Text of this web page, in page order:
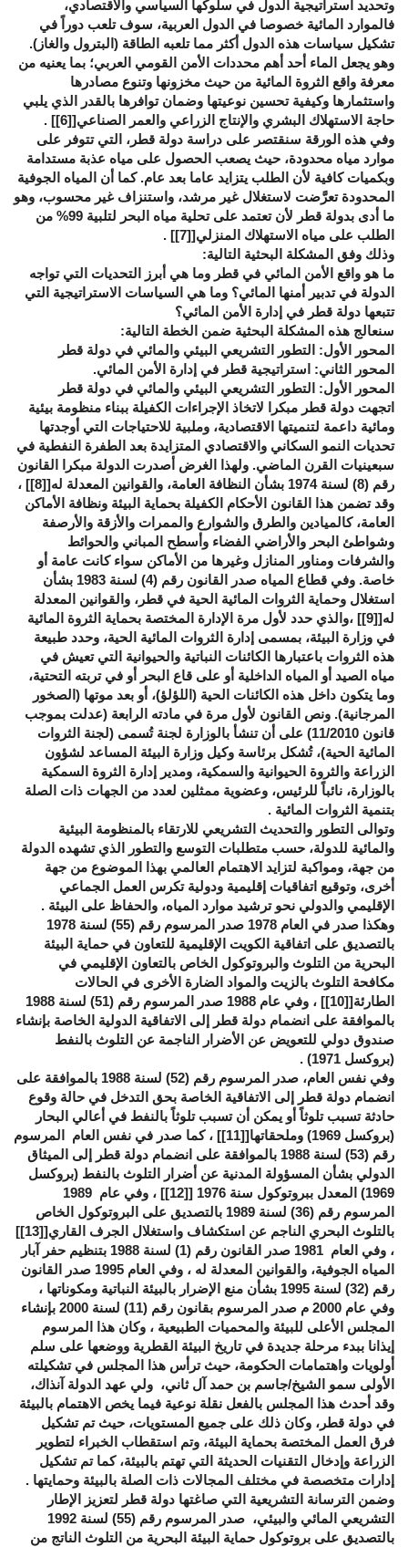
وتحديد استراتيجية الدول في سلوكها السياسي والاقتصادي،
فالموارد المائية خصوصا في الدول العربية، سوف تلعب دوراً في
تشكيل سياسات هذه الدول أكثر مما تلعبه الطاقة (البترول والغاز).
وهو يجعل الماء أحد أهم محددات الأمن القومي العربي؛ بما يعنيه من
معرفة واقع الثروة المائية من حيث مخزونها وتنوع مصادرها
واستثمارها وكيفية تحسين نوعيتها وضمان توافرها بالقدر الذي يلبي
حاجة الاستهلاك البشري والإنتاج الزراعي والعمر الصناعي[[6]
] .
وفي هذه الورقة سنقتصر على دراسة دولة قطر، التي تتوفر على
موارد مياه محدودة، حيث يصعب الحصول على مياه عذبة مستدامة
وبكميات كافية لأن الطلب يتزايد عاما بعد عام. كما أن المياه الجوفية
المحدودة تعرَّضت لاستغلال غير مرشد، واستنزاف غير محسوب، وهو
ما أدى بدولة قطر لأن تعتمد على تحلية مياه البحر لتلبية 99% من
الطلب على مياه الاستهلاك المنزلي[[7]
] .
وذلك وفق المشكلة البحثية التالية:
ما هو واقع الأمن المائي في قطر وما هي أبرز التحديات التي تواجه
الدولة في تدبير أمنها المائي؟ وما هي السياسات الاستراتيجية التي
تتبعها دولة قطر في إدارة الأمن المائي؟
سنعالج هذه المشكلة البحثية ضمن الخطة التالية:
المحور الأول: التطور التشريعي البيئي والمائي في دولة قطر
المحور الثاني: استراتيجية قطر في إدارة الأمن المائي.
المحور الأول: التطور التشريعي البيئي والمائي في دولة قطر
اتجهت دولة قطر مبكرا لاتخاذ الإجراءات الكفيلة ببناء منظومة بيئية
ومائية داعمة لتنميتها الاقتصادية، وملبية للاحتياجات التي أوجدتها
تحديات النمو السكاني والاقتصادي المتزايدة بعد الطفرة النفطية في
سبعينيات القرن الماضي. ولهذا الغرض أصدرت الدولة مبكرا القانون
رقم (8) لسنة 1974 بشأن النظافة العامة، والقوانين المعدلة له[
[8]] ،
وقد تضمن هذا القانون الأحكام الكفيلة بحماية البيئة ونظافة الأماكن
العامة، كالميادين والطرق والشوارع والممرات والأزقة والأرصفة
وشواطئ البحر والأراضي الفضاء وأسطح المباني والحوائط
والشرفات ومناور المنازل وغيرها من الأماكن سواء كانت عامة أو
خاصة. وفي قطاع المياه صدر القانون رقم (4) لسنة 1983 بشأن
استغلال وحماية الثروات المائية الحية في قطر، والقوانين المعدلة
له[[9]] ،والذي حدد لأول مرة الإدارة المختصة بحماية الثروة المائية
في وزارة البيئة، بمسمى إدارة الثروات المائية الحية، وحدد طبيعة
هذه الثروات باعتبارها الكائنات النباتية والحيوانية التي تعيش في
مياه الصيد أو المياه الداخلية أو على قاع البحر أو في تربته التحتية،
وما يتكون داخل هذه الكائنات الحية (اللؤلؤ)، أو بعد موتها (الصخور
المرجانية). ونص القانون لأول مرة في مادته الرابعة (عدلت بموجب
قانون 11/2010) على أن تنشأ بالوزارة لجنة تُسمى (لجنة الثروات
المائية الحية)، تُشكل برئاسة وكيل وزارة البيئة المساعد لشؤون
الزراعة والثروة الحيوانية والسمكية، ومدير إدارة الثروة السمكية
بالوزارة، نائباً للرئيس، وعضوية ممثلين لعدد من الجهات ذات الصلة
بتنمية الثروات المائية .
وتوالى التطور والتحديث التشريعي للارتقاء بالمنظومة البيئية
والمائية للدولة، حسب متطلبات التوسع والتطور الذي تشهده الدولة
من جهة، ومواكبة لتزايد الاهتمام العالمي بهذا الموضوع من جهة
أخرى، وتوقيع اتفاقيات إقليمية ودولية تكرس العمل الجماعي
الإقليمي والدولي نحو ترشيد موارد المياه، والحفاظ على البيئة .
وهكذا صدر في العام 1978 صدر المرسوم رقم (55) لسنة 1978
بالتصديق على اتفاقية الكويت الإقليمية للتعاون في حماية البيئة
البحرية من التلوث والبروتوكول الخاص بالتعاون الإقليمي في
مكافحة التلوث بالزيت والمواد الضارة الأخرى في الحالات
الطارئة[[10]
] ، وفي عام 1988 صدر المرسوم رقم (51) لسنة 1988
بالموافقة على انضمام دولة قطر إلى الاتفاقية الدولية الخاصة بإنشاء
صندوق دولي للتعويض عن الأضرار الناجمة عن التلوث بالنفط
(بروكسل 1971) .
وفي نفس العام، صدر المرسوم رقم (52) لسنة 1988 بالموافقة على
انضمام دولة قطر إلى الاتفاقية الخاصة بحق التدخل في حالة وقوع
حادثة تسبب تلوثاً أو يمكن أن تسبب تلوثاً بالنفط في أعالي البحار
(بروكسل 1969) وملحقاتها[
[11]] ، كما صدر في نفس العام المرسوم
رقم (53) لسنة 1988 بالموافقة على انضمام دولة قطر إلى الميثاق
الدولي بشأن المسؤولة المدنية عن أضرار التلوث بالنفط (بروكسل
1969) المعدل ببروتوكول سنة 1976 [
[12]
المرسوم رقم (36) لسنة 1989 بالتصديق على البروتوكول الخاص
بالتلوث البحري الناجم عن استكشاف واستغلال الجرف القاري[[13]
]
، وفي العام 1981 صدر القانون رقم (1) لسنة 1988 بتنظيم حفر آبار
المياه الجوفية، والقوانين المعدلة له ، وفي العام 1995 صدر القانون
رقم (32) لسنة 1995 بشأن منع الإضرار بالبيئة النباتية ومكوناتها ،
وفي عام 2000 م صدر المرسوم بقانون رقم (11) لسنة 2000 بإنشاء
المجلس الأعلى للبيئة والمحميات الطبيعية ، وكان هذا المرسوم
إيذانا ببدء مرحلة جديدة في تاريخ البيئة القطرية ووضعها على سلم
أولويات واهتمامات الحكومة، حيث ترأس هذا المجلس في تشكيلته
الأولى سمو الشيخ/جاسم بن حمد آل ثاني، ولي عهد الدولة آنذاك،
وقد أحدث هذا المجلس بالفعل نقلة نوعية فيما يخص الاهتمام بالبيئة
في دولة قطر، وكان ذلك على جميع المستويات، حيث تم تشكيل
فرق العمل المختصة بحماية البيئة، وتم استقطاب الخبراء لتطوير
الزراعة وإدخال التقنيات الحديثة التي تهتم بالبيئة، كما تم تشكيل
إدارات متخصصة في مختلف المجالات ذات الصلة بالبيئة وحمايتها .
وضمن الترسانة التشريعية التي صاغتها دولة قطر لتعزيز الإطار
التشريعي المائي والبيئي، صدر المرسوم رقم (55) لسنة 1992
بالتصديق على بروتوكول حماية البيئة البحرية من التلوث الناتج من